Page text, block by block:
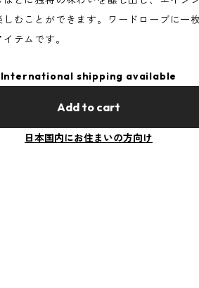
むことができます。ワードローブに一
テムです。
International shipping available
Add to cart
日本国内にお住まいの方向け